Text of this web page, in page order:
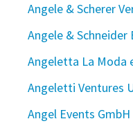
Angele & Scherer
Angele & Schneider
Angeletta La Moda
Angeletti Ventures
Angel Events GmbH